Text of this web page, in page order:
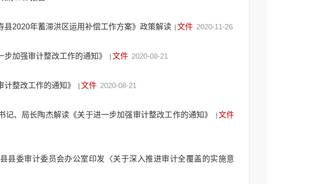
县2020年蓄滞洪区运用补偿工作方案》政策解读 |文件 2020-11-26
步加强审计整改工作的通知》 |文件 2020-08-21
计整改工作的通知》 |文件 2020-08-21
记、局长陶杰解读《关于进一步加强审计整改工作的通知》 |文件
县委审计委员会办公室印发〈关于深入推进审计全覆盖的实施意